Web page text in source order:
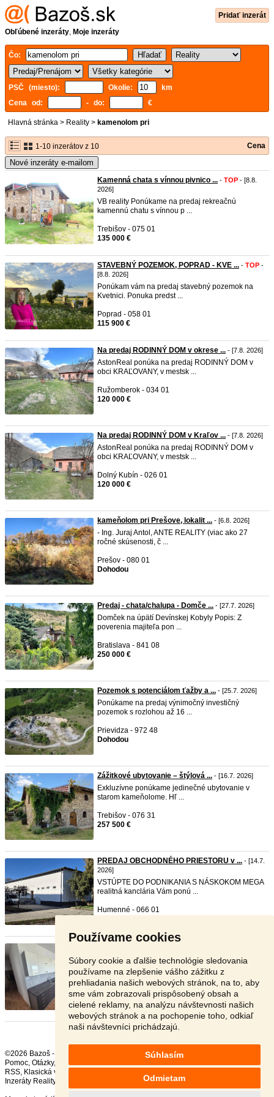
Používame cookies
Súbory cookie a ďalšie technológie sledovania
používame na zlepšenie vášho zážitku z
prehliadania našich webových stránok, na to, aby
sme vám zobrazovali prispôsobený obsah a
cielené reklamy, na analýzu návštevnosti našich
webových stránok a na pochopenie toho, odkiaľ
naši návštevníci prichádzajú.
Súhlasím
Odmietam
Pridať inzerát
Obľúbené inzeráty, Moje inzeráty
Čo:
PSČ (miesto): Okolie:
km
Cena od:
- do: €
Hlavná stránka > Reality > kamenolom pri
1-10 inzerátov z 10 Cena
Nové inzeráty e-mailom
Kamenná chata s vínnou pivnico ... - TOP - [8.8.
2026]
VB reality Ponúkame na predaj rekreačnú
kamennú chatu s vínnou p ...
Trebišov - 075 01
135 000 €
STAVEBNÝ POZEMOK, POPRAD - KVE ... - TOP -
[8.8. 2026]
Ponúkam vám na predaj stavebný pozemok na
Kvetnici. Ponuka predst ...
Poprad - 058 01
115 900 €
Na predaj RODINNÝ DOM v okrese ... - [7.8. 2026]
AstonReal ponúka na predaj RODINNÝ DOM v
obci KRAĽOVANY, v mestsk ...
Ružomberok - 034 01
120 000 €
Na predaj RODINNÝ DOM v Kraľov ... - [7.8. 2026]
AstonReal ponúka na predaj RODINNÝ DOM v
obci KRAĽOVANY, v mestsk ...
Dolný Kubín - 026 01
120 000 €
kameňolom pri Prešove, lokalit ... - [6.8. 2026]
- Ing. Juraj Antol, ANTE REALITY (viac ako 27
ročné skúsenosti, č ...
Prešov - 080 01
Dohodou
Predaj - chata/chalupa - Domče ... - [27.7. 2026]
Domček na úpätí Devínskej Kobyly Popis: Z
poverenia majiteľa pon ...
Bratislava - 841 08
250 000 €
Pozemok s potenciálom ťažby a ... - [25.7. 2026]
Ponúkame na predaj výnimočný investičný
pozemok s rozlohou až 16 ...
Prievidza - 972 48
Dohodou
Zážitkové ubytovanie – štýlová ... - [16.7. 2026]
Exkluzívne ponúkame jedinečné ubytovanie v
starom kameňolome. Hľ ...
Trebišov - 076 31
257 500 €
PREDAJ OBCHODNÉHO PRIESTORU v ... - [14.7.
2026]
VSTÚPTE DO PODNIKANIA S NÁSKOKOM MEGA
realitná kanclária Vám ponú ...
Humenné - 066 01
Realitná kancelária Liptoreal Vám exkluzívne
ponúka na dlhodobý p ...
Poprad - 058 01
700 €
©2026 Bazoš -
Pomoc, Otázky, Hodnotenie
RSS,
Inzeráty Reality celkom:
, za 24 hodín:4996